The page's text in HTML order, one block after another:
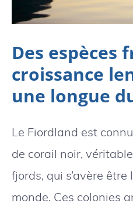
Des espèces
croissance
une longue
Le Fiordland est
de corail noir,
fjords, qui s’avère
monde. Ces colonies